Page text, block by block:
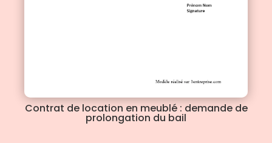
Contrat de location en meublé : demande de
prolongation du bail